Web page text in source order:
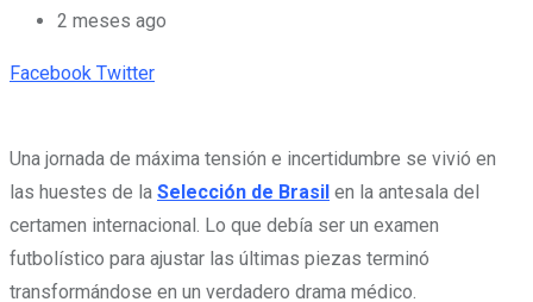
2 meses ago
Facebook TwitterPinterest
Whatsapp
Cloud
StumbleUpon
Print
Share
Una jornada de máxima tensión e incertidumbre se vivió en
las huestes de la Selección de Brasil en la antesala del
certamen internacional. Lo que debía ser un examen
futbolístico para ajustar las últimas piezas terminó
transformándose en un verdadero drama médico.